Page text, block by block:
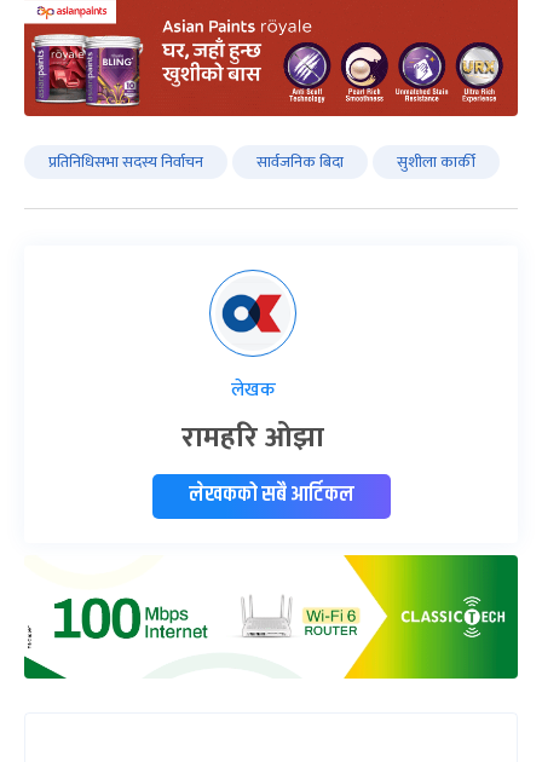
प्रतिनिधिसभा सदस्य निर्वाचन सार्वजनिक बिदा सुशीला कार्की
लेखक
रामहरि ओझा
लेखकको सबै आर्टिकल